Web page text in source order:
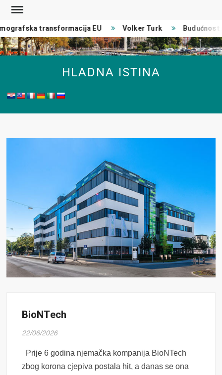
Skip
content
transformacija EU Volker Turk Budućnost
HLADNA ISTINA
BioNTech
22/06/2026
Prije 6 godina njemačka kompanija BioNTech
zbog korona cjepiva postala hit, a danas se ona